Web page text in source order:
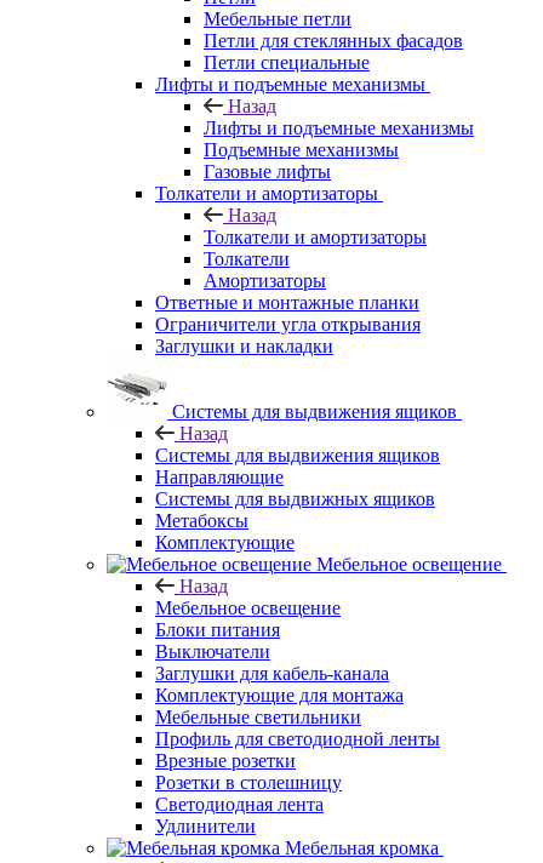
Мебельные петли
Петли для стеклянных фасадов
Петли специальные
Лифты и подъемные механизмы
Назад
Лифты и подъемные механизмы
Подъемные механизмы
Газовые лифты
Толкатели и амортизаторы
Назад
Толкатели и амортизаторы
Толкатели
Амортизаторы
Ответные и монтажные планки
Ограничители угла открывания
Заглушки и накладки
Системы для выдвижения ящиков
Назад
Системы для выдвижения ящиков
Направляющие
Системы для выдвижных ящиков
Метабоксы
Комплектующие
Мебельное освещение
Назад
Мебельное освещение
Блоки питания
Выключатели
Заглушки для кабель-канала
Комплектующие для монтажа
Мебельные светильники
Профиль для светодиодной ленты
Врезные розетки
Розетки в столешницу
Светодиодная лента
Удлинители
Мебельная кромка